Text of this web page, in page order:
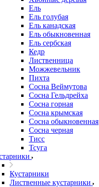
Ель
Ель голубая
Ель канадская
Ель обыкновенная
Ель сербская
Кедр
Лиственница
Можжевельник
Пихта
Сосна Веймутова
Сосна Гельдрейха
Сосна горная
Сосна крымская
Сосна обыкновенная
Сосна черная
Тисс
Тсуга
Кустарники
Лиственные кустарники